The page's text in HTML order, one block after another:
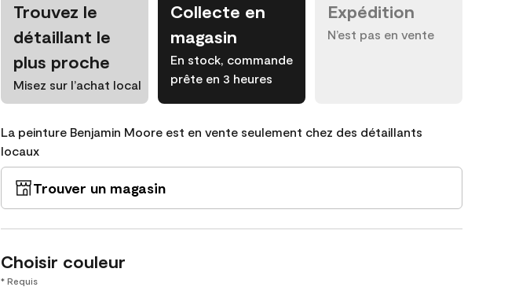
Trouvez le
détaillant le
plus proche
Misez sur l’achat local
Collecte en
magasin
En stock, commande
prête en 3 heures
Expédition
N’est pas en vente
La peinture Benjamin Moore est en vente seulement chez des détaillants
locaux
Trouver un magasin
Choisir couleur
* Requis